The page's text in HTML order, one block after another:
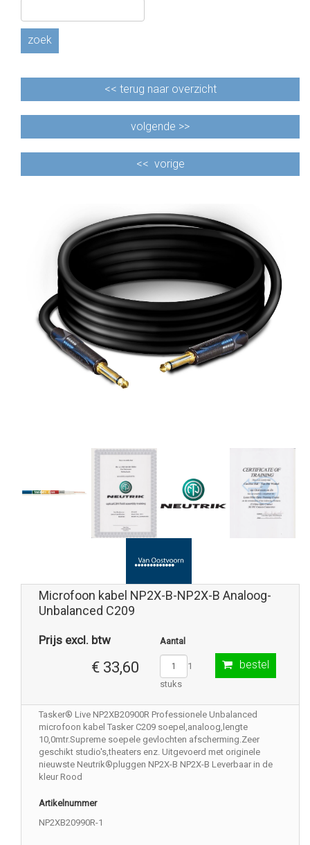
zoek
<< terug naar overzicht
volgende >>
<< vorige
Microfoon kabel NP2X-B-NP2X-B Analoog-
Unbalanced C209
Prijs excl. btw
€ 33,60
Aantal
1
stuks
bestel
Tasker® Live NP2XB20900R Professionele Unbalanced
microfoon kabel Tasker C209 soepel,analoog,lengte
10,0mtr.Supreme soepele gevlochten afscherming.Zeer
geschikt studio's,theaters enz. Uitgevoerd met originele
nieuwste Neutrik®pluggen NP2X-B NP2X-B Leverbaar in de
kleur Rood
Artikelnummer
NP2XB20990R-1